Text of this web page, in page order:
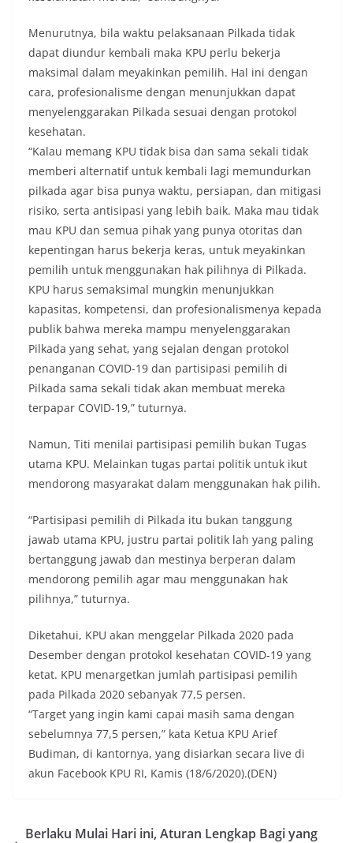
Menurutnya, bila waktu pelaksanaan Pilkada tidak
dapat diundur kembali maka KPU perlu bekerja
maksimal dalam meyakinkan pemilih. Hal ini dengan
cara, profesionalisme dengan menunjukkan dapat
menyelenggarakan Pilkada sesuai dengan protokol
kesehatan.
“Kalau memang KPU tidak bisa dan sama sekali tidak
memberi alternatif untuk kembali lagi memundurkan
pilkada agar bisa punya waktu, persiapan, dan mitigasi
risiko, serta antisipasi yang lebih baik. Maka mau tidak
mau KPU dan semua pihak yang punya otoritas dan
kepentingan harus bekerja keras, untuk meyakinkan
pemilih untuk menggunakan hak pilihnya di Pilkada.
KPU harus semaksimal mungkin menunjukkan
kapasitas, kompetensi, dan profesionalismenya kepada
publik bahwa mereka mampu menyelenggarakan
Pilkada yang sehat, yang sejalan dengan protokol
penanganan COVID-19 dan partisipasi pemilih di
Pilkada sama sekali tidak akan membuat mereka
terpapar COVID-19,” tuturnya.
Namun, Titi menilai partisipasi pemilih bukan Tugas
utama KPU. Melainkan tugas partai politik untuk ikut
mendorong masyarakat dalam menggunakan hak pilih.
“Partisipasi pemilih di Pilkada itu bukan tanggung
jawab utama KPU, justru partai politik lah yang paling
bertanggung jawab dan mestinya berperan dalam
mendorong pemilih agar mau menggunakan hak
pilihnya,” tuturnya.
Diketahui, KPU akan menggelar Pilkada 2020 pada
Desember dengan protokol kesehatan COVID-19 yang
ketat. KPU menargetkan jumlah partisipasi pemilih
pada Pilkada 2020 sebanyak 77,5 persen.
“Target yang ingin kami capai masih sama dengan
sebelumnya 77,5 persen,” kata Ketua KPU Arief
Budiman, di kantornya, yang disiarkan secara live di
akun Facebook KPU RI, Kamis (18/6/2020).(DEN)
Berlaku Mulai Hari ini, Aturan Lengkap Bagi yang